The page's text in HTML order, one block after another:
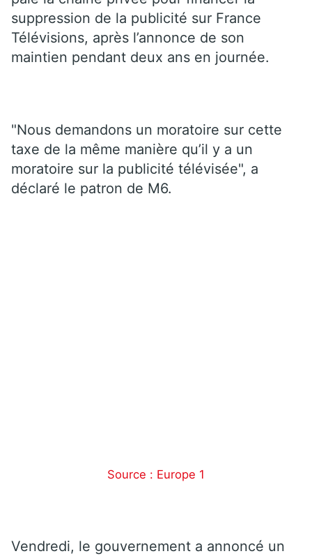
suppression de la publicité sur France
Télévisions, après l’annonce de son
maintien pendant deux ans en journée.
"Nous demandons un moratoire sur cette
taxe de la même manière qu’il y a un
moratoire sur la publicité télévisée", a
déclaré le patron de M6.
Source : Europe 1
Vendredi, le gouvernement a annoncé un